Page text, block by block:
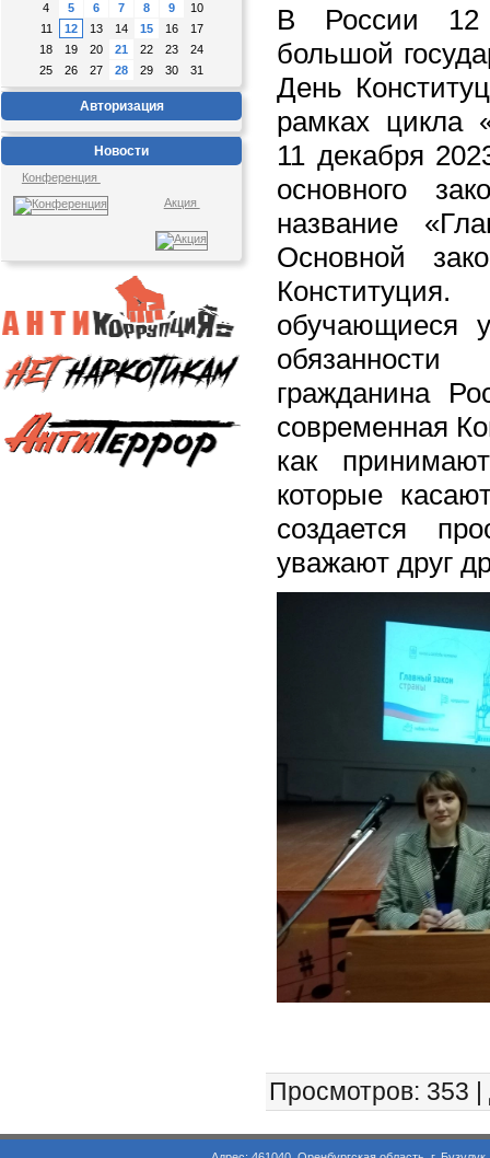
4
5 6 7 8 9
10
11
12 13 14 15 16
17
18
19 20 21 22 23
24
25
26 27 28 29 30 31
Авторизация
Новости
Конференция
Акция
В России 12
большой
День
рамках цикла
11 декабря
основного
название
Основной
обучающиеся
гражданина
современная
как
которые
создается
уважают друг
Просмотров: 353 |